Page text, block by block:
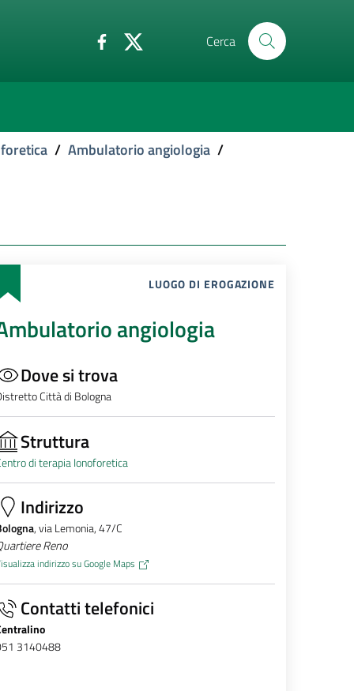
Cerca
/ Ambulatorio angiologia /
LUOGO DI EROGAZIONE
angiologia
Dove si trova
Città di Bologna
Struttura
di terapia Ionoforetica
Indirizzo
, via Lemonia, 47/C
Reno
indirizzo su Google Maps
Contatti telefonici
3140488